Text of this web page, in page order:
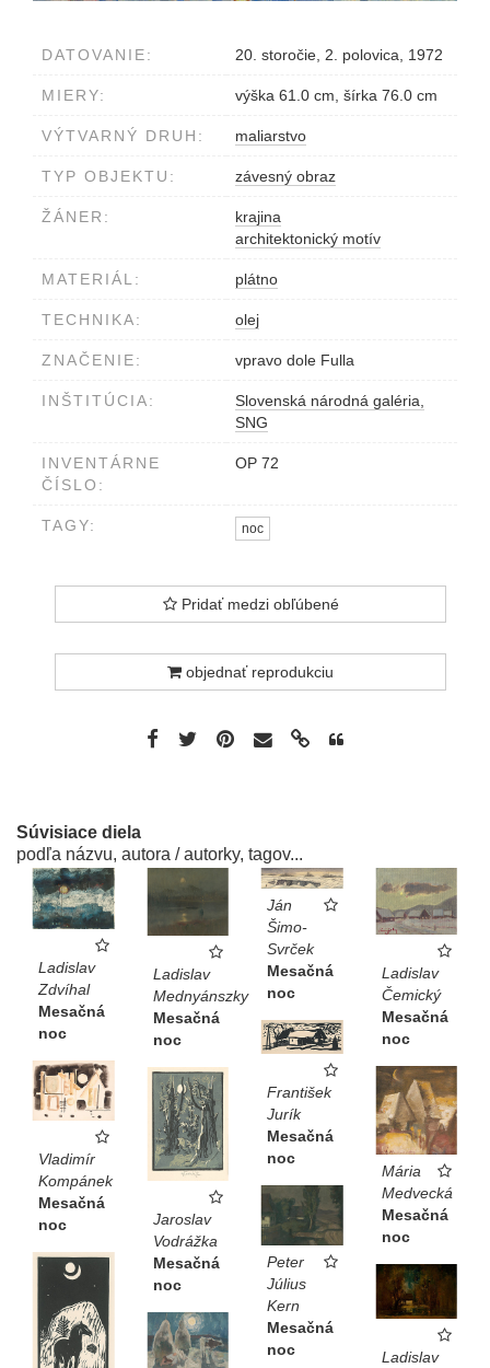
DATOVANIE: 20. storočie, 2. polovica, 1972
MIERY: výška 61.0 cm, šírka 76.0 cm
VÝTVARNÝ DRUH: maliarstvo
TYP OBJEKTU: závesný obraz
ŽÁNER:
krajina
architektonický motív
MATERIÁL: plátno
TECHNIKA: olej
ZNAČENIE: vpravo dole Fulla
INŠTITÚCIA:
Slovenská národná galéria,
SNG
INVENTÁRNE
ČÍSLO:
OP 72
TAGY: noc
Pridať medzi obľúbené
objednať reprodukciu
Súvisiace diela
podľa názvu, autora / autorky, tagov...
Ladislav
Zdvíhal
Mesačná
noc
Ladislav
Mednyánszky
Mesačná
noc
Ján
Šimo-
Svrček
Mesačná
noc
Ladislav
Čemický
Mesačná
noc
František
Jurík
Mesačná
noc
Vladimír
Kompánek
Mesačná
noc
Mária
Medvecká
Mesačná
noc
Jaroslav
Vodrážka
Mesačná
noc
Peter
Július
Kern
Mesačná
noc
Ladislav